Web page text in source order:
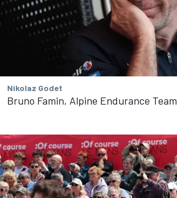
Nikolaz Godet
Bruno Famin, Alpine Endurance Team